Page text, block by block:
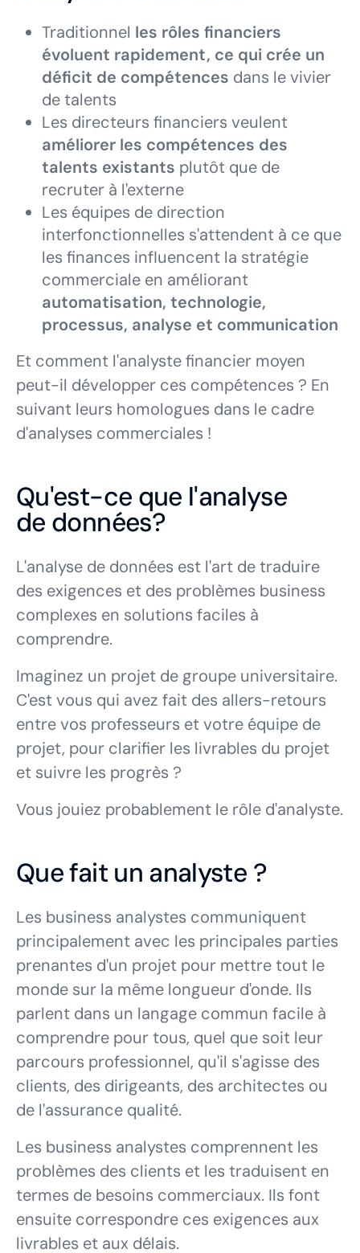
Traditionnel les rôles financiers
évoluent rapidement, ce qui crée un
déficit de compétences dans le vivier
de talents
Les directeurs financiers veulent
améliorer les compétences des
talents existants plutôt que de
recruter à l'externe
Les équipes de direction
interfonctionnelles s'attendent à ce que
les finances influencent la stratégie
commerciale en améliorant
automatisation, technologie,
processus, analyse et communication
Et comment l'analyste financier moyen
peut-il développer ces compétences ? En
suivant leurs homologues dans le cadre
d'analyses commerciales !
Qu'est-ce que l'analyse
de données?
L'analyse de données est l'art de traduire
des exigences et des problèmes business
complexes en solutions faciles à
comprendre.
Imaginez un projet de groupe universitaire.
C'est vous qui avez fait des allers-retours
entre vos professeurs et votre équipe de
projet, pour clarifier les livrables du projet
et suivre les progrès ?
Vous jouiez probablement le rôle d'analyste.
Que fait un analyste ?
Les business analystes communiquent
principalement avec les principales parties
prenantes d'un projet pour mettre tout le
monde sur la même longueur d'onde. Ils
parlent dans un langage commun facile à
comprendre pour tous, quel que soit leur
parcours professionnel, qu'il s'agisse des
clients, des dirigeants, des architectes ou
de l'assurance qualité.
Les business analystes comprennent les
problèmes des clients et les traduisent en
termes de besoins commerciaux. Ils font
ensuite correspondre ces exigences aux
livrables et aux délais.